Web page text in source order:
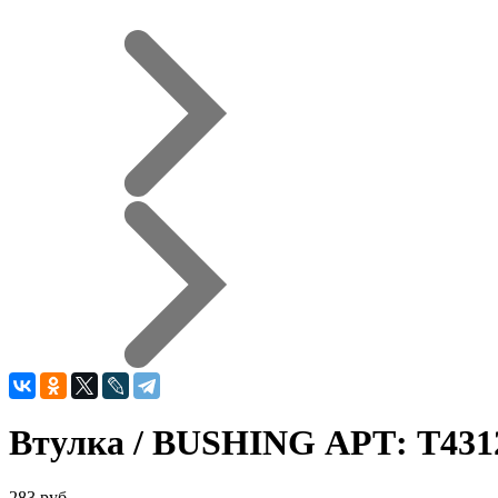
Втулка / BUSHING АРТ: